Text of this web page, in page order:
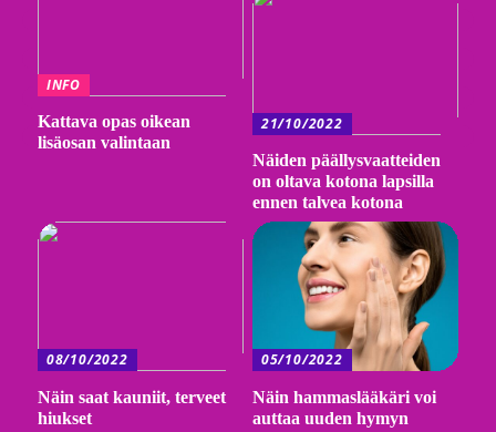
INFO
Kattava opas oikean
lisäosan valintaan
21/10/2022
Näiden päällysvaatteiden
on oltava kotona lapsilla
ennen talvea kotona
08/10/2022
Näin saat kauniit, terveet
hiukset
05/10/2022
Näin hammaslääkäri voi
auttaa uuden hymyn